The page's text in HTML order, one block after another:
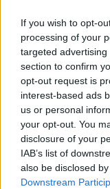
If you wish to opt-
processing of your
targeted
section to confirm
opt-out request is
interest-based ads
us or personal
your opt-out. You
disclosure of your
IAB’s list of
also be disclosed
Downstream
km/h
Δ-ΒΔ
28°/29°
06:18
20:06
πρόγνωση:
33°
ΚΥ
29°
ΔΕ